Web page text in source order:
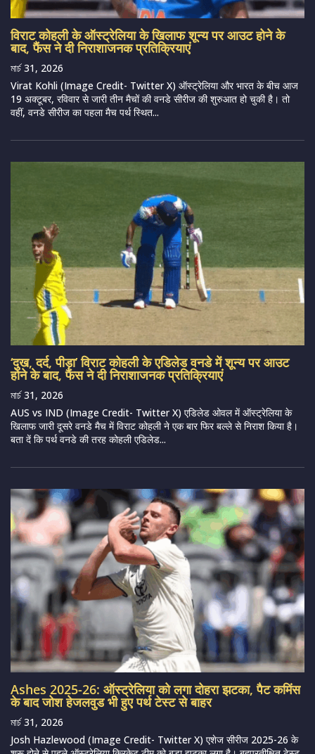
विराट कोहली के ऑस्ट्रेलिया के खिलाफ शून्य पर आउट होने के
बाद, फैंस ने दी निराशाजनक प्रतिक्रियाएं
মার্চ 31, 2026
Virat Kohli (Image Credit- Twitter X) ऑस्ट्रेलिया और भारत के बीच आज
19 अक्टूबर, रविवार से जारी तीन मैचों की वनडे सीरीज की शुरुआत हो चुकी है। तो
वहीं, वनडे सीरीज का पहला मैच पर्थ स्थित...
‘दुख, दर्द, पीड़ा’ विराट कोहली के एडिलेड वनडे में शून्य पर आउट
होने के बाद, फैंस ने दी निराशाजनक प्रतिक्रियाएं
মার্চ 31, 2026
AUS vs IND (Image Credit- Twitter X) एडिलेड ओवल में ऑस्ट्रेलिया के
खिलाफ जारी दूसरे वनडे मैच में विराट कोहली ने एक बार फिर बल्ले से निराश किया है।
बता दें कि पर्थ वनडे की तरह कोहली एडिलेड...
Ashes 2025-26: ऑस्ट्रेलिया को लगा दोहरा झटका, पैट कमिंस
के बाद जोश हेजलवुड भी हुए पर्थ टेस्ट से बाहर
মার্চ 31, 2026
Josh Hazlewood (Image Credit- Twitter X) एशेज सीरीज 2025-26 के